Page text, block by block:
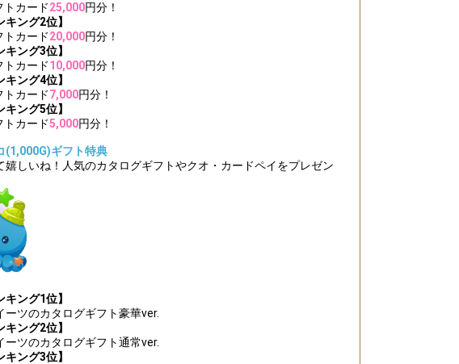
に一言メッセージを書いてみ
やる、自分だけのコールを考え
表しよう！
達成！
気になる人を発表しよう！
]ブロックランキング1位特典獲
目指そう！
カード25,000円分！
キング2位】
カード20,000円分！
キング3位】
カード10,000円分！
キング4位】
カード7,000円分！
キング5位】
カード5,000円分！
(1,000G)ギフト特典
嬉しいね！人気のカタログギフトやクオ・カードペイをプレゼン
キング1位】
ーツのカタログギフト豪華ver.
キング2位】
ーツのカタログギフト通常ver.
キング3位】